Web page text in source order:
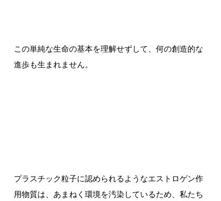
この単純な生命の基本を理解せずして、何の創造的な
進歩も生まれません。
プラスチック粒子に認められるようなエストロゲン作
用物質は、あまねく環境を汚染しているため、私たち